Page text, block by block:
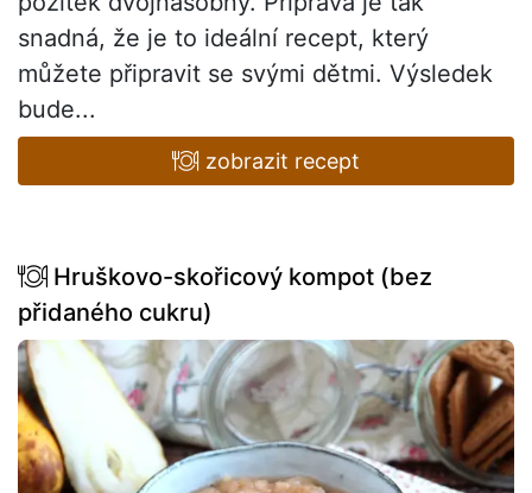
snadná, že je to ideální recept, který
můžete připravit se svými dětmi. Výsledek
bude...
zobrazit recept
Hruškovo-skořicový kompot (bez
přidaného cukru)